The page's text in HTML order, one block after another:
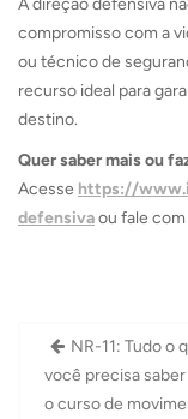
A direção defensiva
compromisso com a
ou técnico de
recurso ideal para
destino.
Quer saber mais ou
Acesse https://
defensivaou fale
de
Post
NR-11: Tudo o
você precisa
o curso de